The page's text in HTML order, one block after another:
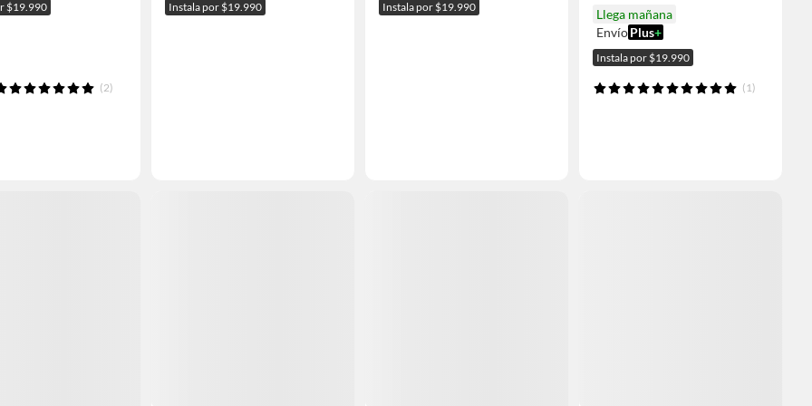
$19.990
(2)
Instala por $19.990 Instala por $19.990
Llega mañana
EnvíoPlus+
Instala por $19.990
(1)